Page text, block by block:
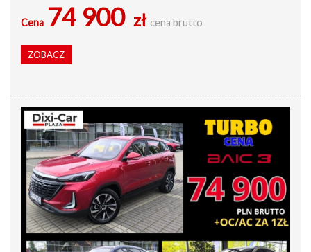
Cena 74 900 zł cena brutto
ZOBACZ